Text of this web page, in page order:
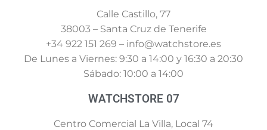
Calle Castillo, 77
38003 – Santa Cruz de Tenerife
+34 922 151 269 – info@watchstore.es
De Lunes a Viernes: 9:30 a 14:00 y 16:30 a 20:30
Sábado: 10:00 a 14:00
WATCHSTORE 07
Centro Comercial La Villa, Local 74